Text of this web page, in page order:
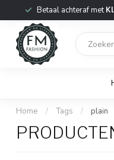
Betaal achteraf met
Home / Tags / plain